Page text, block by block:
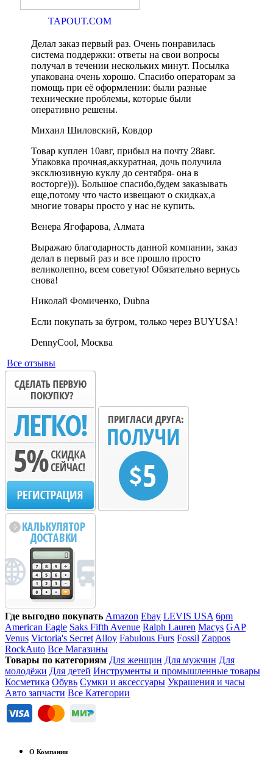
TAPOUT.COM
Делал заказ первый раз. Очень понравилась
система поддержки: ответы на свои вопросы
получал в течении нескольких минут. Посылка
упакована очень хорошо. Спасибо операторам за
помощь при её оформлении: были разные
технические проблемы, которые были
оперативно решены.
Михаил Шиловский, Ковдор
Товар куплен 10авг, прибыл на почту 28авг.
Упаковка прочная,аккуратная, дочь получила
эксклюзивную куклу до сентября- она в
восторге))). Большое спасибо,будем заказывать
еще,потому что часто извещают о скидках,а
многие товары просто у нас не купить.
Венера Ягофарова, Алмата
Выражаю благодарность данной компании, заказ
делал в первый раз и все прошло просто
великолепно, всем советую! Обязательно вернусь
снова!
Николай Фомиченко, Dubna
Если покупать за бугром, только через BUYU$A!
DennyCool, Москва
Все отзывы
Где выгодно покупать Amazon Ebay LEVIS USA 6pm
American Eagle Saks Fifth Avenue Ralph Lauren Macys GAP
Venus Victoria's Secret Alloy Fabulous Furs Fossil Zappos
RockAuto Все Магазины
Товары по категориям Для женщин Для мужчин Для
молодёжи Для детей Инструменты и промышленные товары
Косметика Обувь Сумки и аксессуары Украшения и часы
Авто запчасти Все Категории
О Компании